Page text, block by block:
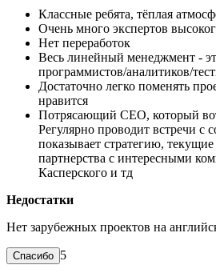
Классные ребята, тёплая
Очень много экспертов
Нет переработок
Весь линейный менеджмент -
программистов/аналитиков/
Достаточно легко поменять
нравится
Потрясающий СЕО, который
Регулярно проводит встречи с
показывает стратегию,
партнерства с интересными
Касперского и тд
Недостатки
Нет зарубежных проектов на
5